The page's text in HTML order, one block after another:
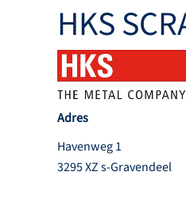
HKS
Adres
Havenweg 1
3295 XZ s-Gravendeel